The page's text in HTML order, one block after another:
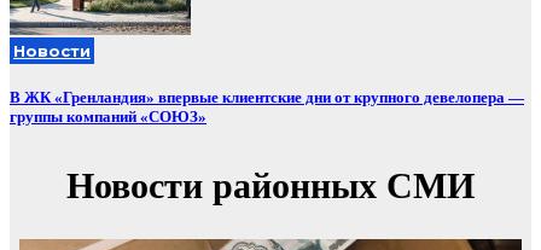
Новости
В ЖК «Гренландия» впервые клиентские дни от крупного девелопера —
группы компаний «СОЮЗ»